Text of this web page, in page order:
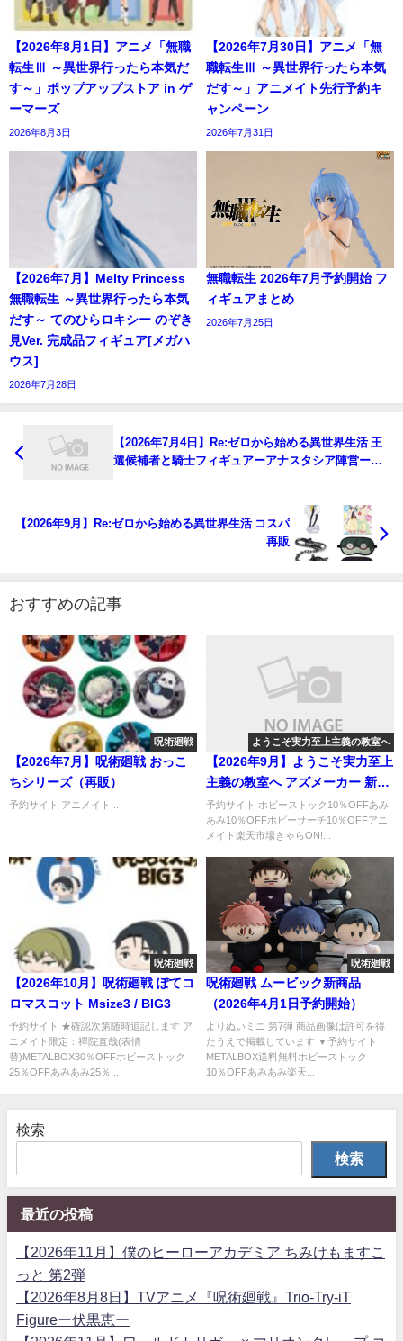
【2026年8月1日】アニメ「無職
転生Ⅲ ～異世界行ったら本気だ
す～」ポップアップストア in ゲ
ーマーズ
2026年8月3日
【2026年7月30日】アニメ「無
職転生Ⅲ ～異世界行ったら本気
だす～」アニメイト先行予約キ
ャンペーン
2026年7月31日
【2026年7月】Melty Princess
無職転生 ～異世界行ったら本気
だす～ てのひらロキシー のぞき
見Ver. 完成品フィギュア[メガハ
ウス]
2026年7月28日
無職転生 2026年7月予約開始 フ
ィギュアまとめ
2026年7月25日
【2026年7月4日】Re:ゼロから始める異世界生活 王
選候補者と騎士フィギュアーアナスタシア陣営ー～
【2026年9月】Re:ゼロから始める異世界生活 コスパ
再販
おすすめの記事
呪術廻戦
【2026年7月】呪術廻戦 おっこ
ちシリーズ（再販）
予約サイト アニメイト...
ようこそ実力至上主義の教室へ
【2026年9月】ようこそ実力至上
主義の教室へ アズメーカー 新商
品
予約サイト ホビーストック10％OFFあみ
あみ10％OFFホビーサーチ10％OFFアニ
メイト楽天市場きゃらON!...
呪術廻戦
【2026年10月】呪術廻戦 ぽてコ
ロマスコット Msize3 / BIG3
予約サイト ★確認次第随時追記します ア
ニメイト限定：禪院直哉(表情
替)METALBOX30％OFFホビーストック
25％OFFあみあみ25％...
呪術廻戦
呪術廻戦 ムービック新商品
（2026年4月1日予約開始）
よりぬいミニ 第7弾 商品画像は許可を得
たうえで掲載しています ▼予約サイト
METALBOX送料無料ホビーストック
10％OFFあみあみ楽天...
検索
検索
最近の投稿
【2026年11月】僕のヒーローアカデミア ちみけもますこ
っと 第2弾
【2026年8月8日】TVアニメ『呪術廻戦』Trio-Try-iT
Figureー伏黒恵ー